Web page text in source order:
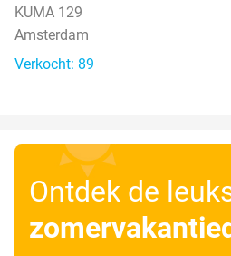
KUMA 129
Amsterdam
Verkocht: 89
Ontdek de